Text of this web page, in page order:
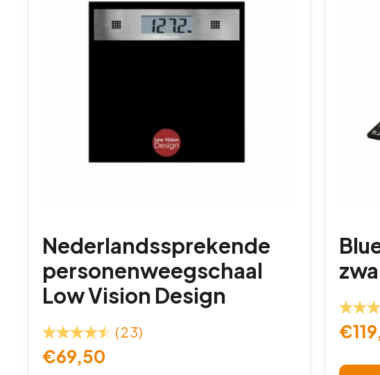
Nederlandssprekende
personenweegschaal
Low Vision Design
(23)
€69,50
€